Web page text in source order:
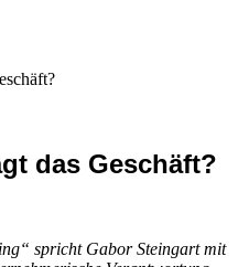
das Geschäft?
spricht Gabor Steingart mit